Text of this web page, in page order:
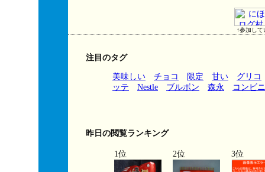
↑参加して
注目のタグ
美味しい チョコ 限定 甘い
グリコ
ッテ
Nestle ブルボン 森永 コンビニ
昨日の閲覧ランキング
1位 2位 3位